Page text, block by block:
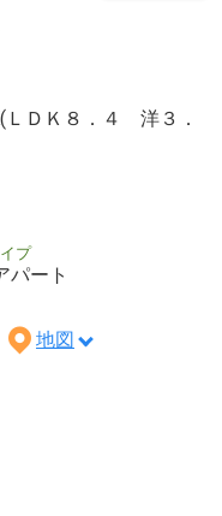
ＬＤＫ８．４ 洋３．
プ
パート
地図